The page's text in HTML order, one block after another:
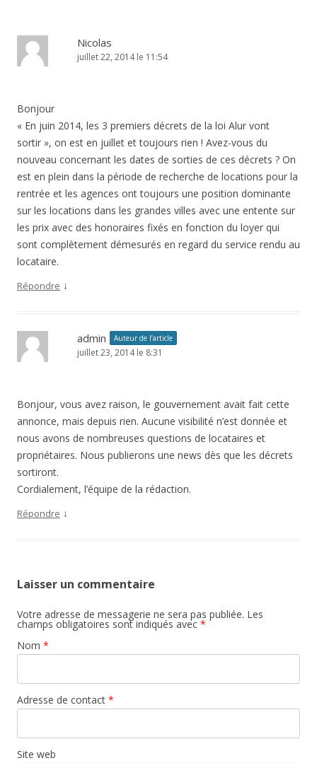
Nicolas
juillet 22, 2014 le 11:54
Bonjour
« En juin 2014, les 3 premiers décrets de la loi Alur vont
sortir », on est en juillet et toujours rien ! Avez-vous du
nouveau concernant les dates de sorties de ces décrets ? On
est en plein dans la période de recherche de locations pour la
rentrée et les agences ont toujours une position dominante
sur les locations dans les grandes villes avec une entente sur
les prix avec des honoraires fixés en fonction du loyer qui
sont complètement démesurés en regard du service rendu au
locataire.
Répondre ↓
admin Auteur de l’article
juillet 23, 2014 le 8:31
Bonjour, vous avez raison, le gouvernement avait fait cette
annonce, mais depuis rien. Aucune visibilité n’est donnée et
nous avons de nombreuses questions de locataires et
propriétaires. Nous publierons une news dès que les décrets
sortiront.
Cordialement, l’équipe de la rédaction.
Répondre ↓
Laisser un commentaire
Votre adresse de messagerie ne sera pas publiée. Les
champs obligatoires sont indiqués avec *
Nom *
Adresse de contact *
Site web